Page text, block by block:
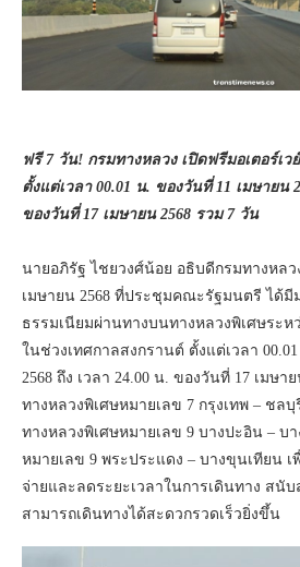
ฟรี 7 วัน! กรมทางหลวง เปิดฟรีมอเตอร์เ
ตั้งแต่เวลา 00.01 น. ของวันที่ 11 เมษายน
ของวันที่ 17 เมษายน 2568 รวม 7 วัน
นายอภิรัฐ ไชยวงศ์น้อย อธิบดีกรมทางหลว
เมษายน 2568 ที่ประชุมคณะรัฐมนตรี ได้มี
ธรรมเนียมผ่านทางบนทางหลวงพิเศษระห
ในช่วงเทศกาลสงกรานต์ ตั้งแต่เวลา
2568 ถึง เวลา 24.00 น. ของวันที่ 17 เมษา
ทางหลวงพิเศษหมายเลข 7 กรุงเทพ – ชล
ทางหลวงพิเศษหมายเลข 9 บางปะอิน – บ
หมายเลข 9 พระประแดง – บางขุนเทียน เ
จ่ายและลดระยะเวลาในการเดินทาง สนั
สามารถเดินทางได้สะดวกรวดเร็วยิ่งขึ้น